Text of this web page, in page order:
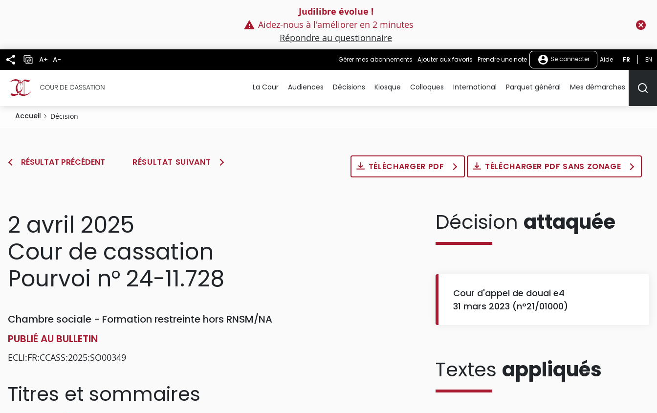
Judilibre évolue !
Aidez-nous à l'améliorer en 2 minutes
Répondre au questionnaire
A+ A- Gérer mes abonnements Ajouter aux favoris Prendre une note Se connecter Aide FR EN
La Cour Audiences Décisions Kiosque Colloques International Parquet général Mes démarches
Accueil Décision
TÉLÉCHARGER PDF TÉLÉCHARGER PDF SANS ZONAGE
RÉSULTAT PRÉCÉDENT RÉSULTAT SUIVANT
2 avril 2025
Cour de cassation
Pourvoi n° 24-11.728
Chambre sociale - Formation restreinte hors RNSM/NA
PUBLIÉ AU BULLETIN
ECLI:FR:CCASS:2025:SO00349
Titres et sommaires
Décision attaquée
Cour d'appel de douai e4
31 mars 2023 (n°21/01000)
Textes appliqués